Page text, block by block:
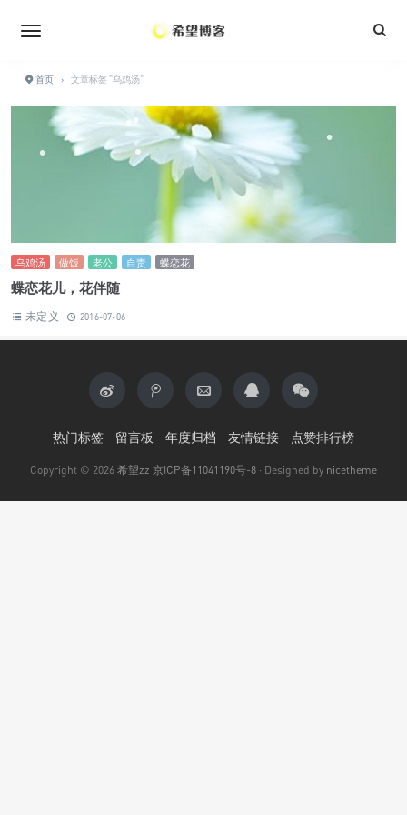
首页 › 文章标签 "乌鸡汤"
乌鸡汤 做饭 老公 自责 蝶恋花
蝶恋花儿，花伴随
未定义 2016-07-06
热门标签 留言板 年度归档 友情链接 点赞排行榜
Copyright © 2026 希望zz 京ICP备11041190号-8 · Designed by nicetheme
•
•
•
•